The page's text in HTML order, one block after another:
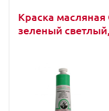
Краска
зеленый